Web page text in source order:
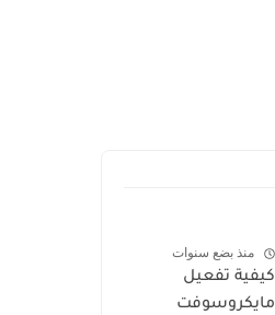
منذ بضع سنوات
كيفية تفعيل
مايكروسوفت